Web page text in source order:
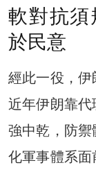
軟對抗
於民意
經此一役，伊
近年伊朗靠
強中乾，防
化軍事體系